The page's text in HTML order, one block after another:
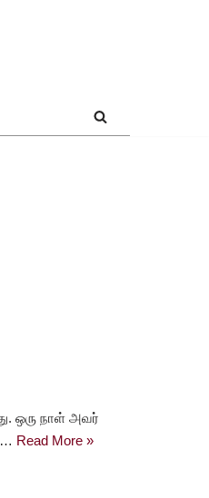
ஒரு நாள் அவர்
Read More »